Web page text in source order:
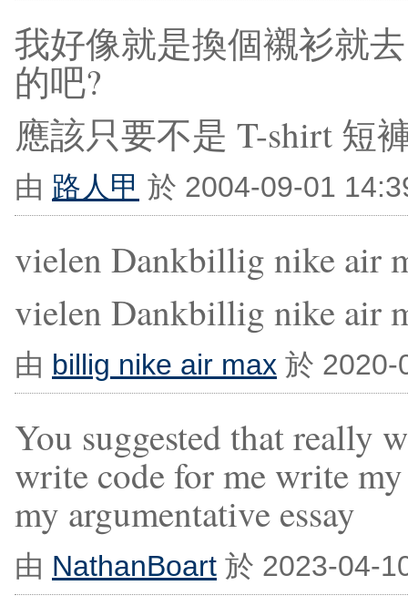
我好像就是換個襯衫就
的吧?
應該只要不是 T-shirt 短
由 路人甲 於 2004-09-01
vielen Dankbillig nike air
vielen Dankbillig nike air
由 billig nike air max 於 2020-
You suggested that really
write code for me write
my argumentative essay
由 NathanBoart 於 2023-04-